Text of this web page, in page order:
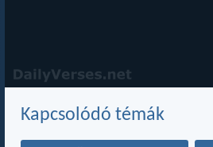
Kapcsolódó témák